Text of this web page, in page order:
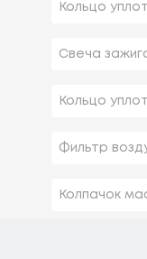
Кольцо
Свеча
Кольцо
Фильтр
Колпачок